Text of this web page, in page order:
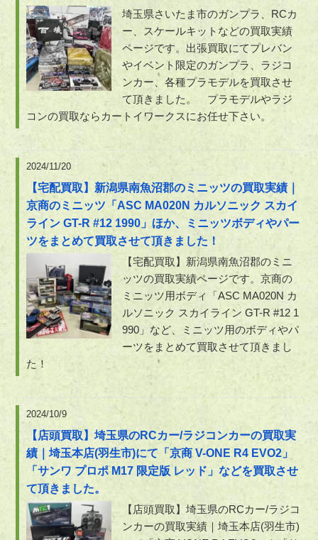
埼玉県さいたま市のガンプラ、RCカ
ー、スケールキットなどの買取実績
ページです。出張買取にてプレバン
やイベント限定のガンプラ、ラジコ
ンカー、各種プラモデルを買取させ
て頂きました。 プラモデルやラジ
コンの買取ならカートイワークスにお任せ下さい。
2024/11/20
【宅配買取】新潟県南魚沼郡のミニッツの買取実績｜
京商のミニッツ「ASC MA020N カルソニック スカイ
ライン GT-R #12 1990」ほか、ミニッツボディやパー
ツをまとめて買取させて頂きました！
【宅配買取】新潟県南魚沼郡のミニ
ッツの買取実績ページです。京商の
ミニッツ用ボディ「ASC MA020N カ
ルソニック スカイライン GT-R #12 1
990」など、ミニッツ用のボディやパ
ーツをまとめて買取させて頂きまし
た！
2024/10/9
【店頭買取】埼玉県のRCカー/ラジコンカーの買取実
績｜埼玉本店(羽生市)にて「京商 V-ONE R4 EVO2」
「サンワ プロポ M17 限定版 レッド」などを買取させ
て頂きました。
【店頭買取】埼玉県のRCカー/ラジコ
ンカーの買取実績｜埼玉本店(羽生市)